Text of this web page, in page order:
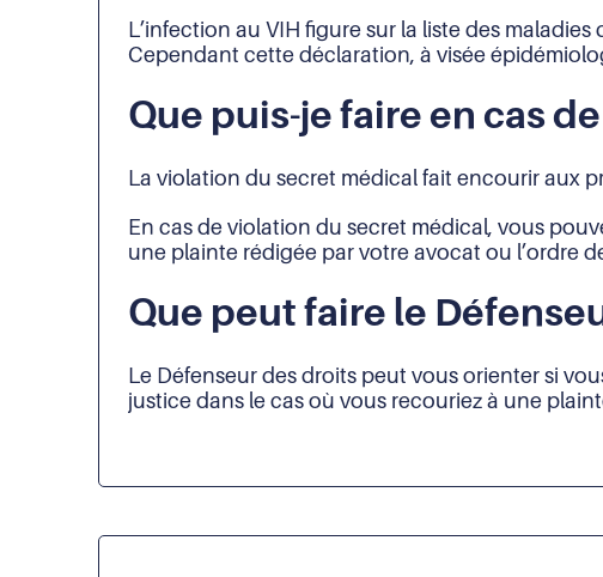
L’infection au VIH figure sur la liste des
Cependant cette déclaration, à visée
Que puis-je faire en cas
La violation du secret médical fait encourir aux
En cas de violation du secret médical, vous
une plainte rédigée par votre avocat ou l’ordre
Que peut faire le
Le Défenseur des droits peut vous orienter si
justice dans le cas où vous recouriez à une